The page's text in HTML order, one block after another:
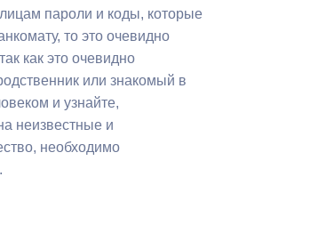
оборона в
ситуациях
строительство
финансового
юридическая помощь
пароли и коды, которые
то это очевидно
как это очевидно
или знакомый в
и узнайте,
неизвестные и
необходимо